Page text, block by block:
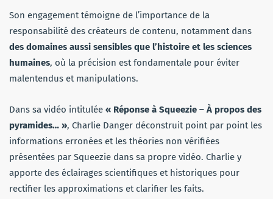
Son engagement témoigne de l’importance de la
responsabilité des créateurs de contenu, notamment dans
des domaines aussi sensibles que l’histoire et les sciences
humaines, où la précision est fondamentale pour éviter
malentendus et manipulations.
Dans sa vidéo intitulée « Réponse à Squeezie – À propos des
pyramides… », Charlie Danger déconstruit point par point les
informations erronées et les théories non vérifiées
présentées par Squeezie dans sa propre vidéo. Charlie y
apporte des éclairages scientifiques et historiques pour
rectifier les approximations et clarifier les faits.